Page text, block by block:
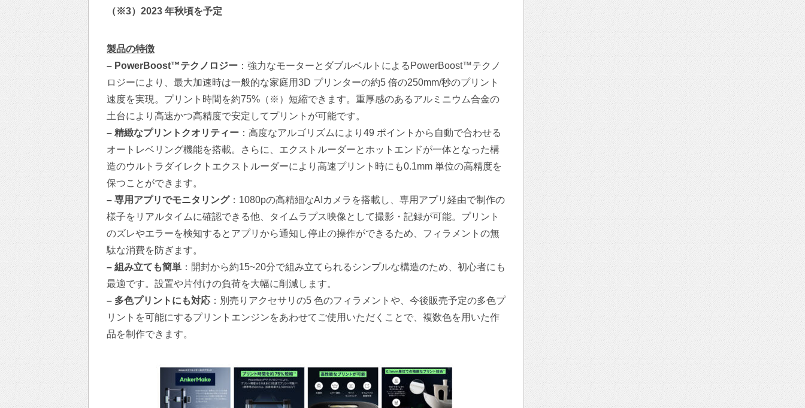
（※3）2023 年秋頃を予定
製品の特徴
– PowerBoost™テクノロジー ：強力なモーターとダブルベルトによるPowerBoost™テクノ
ロジーにより、最大加速時は一般的な家庭用3D プリンターの約5 倍の250mm/秒のプリント
速度を実現。プリント時間を約75%（※）短縮できます。重厚感のあるアルミニウム合金の
土台により高速かつ高精度で安定してプリントが可能です。
– 精緻なプリントクオリティー ：高度なアルゴリズムにより49 ポイントから自動で合わせる
オートレベリング機能を搭載。さらに、エクストルーダーとホットエンドが一体となった構
造のウルトラダイレクトエクストルーダーにより高速プリント時にも0.1mm 単位の高精度を
保つことができます。
– 専用アプリでモニタリング：1080pの高精細なAIカメラを搭載し、専用アプリ経由で制作の
様子をリアルタイムに確認できる他、タイムラプス映像として撮影・記録が可能。プリント
のズレやエラーを検知するとアプリから通知し停止の操作ができるため、フィラメントの無
駄な消費を防ぎます。
– 組み立ても簡単 ：開封から約15~20分で組み立てられるシンプルな構造のため、初心者にも
最適です。設置や片付けの負荷を大幅に削減します。
– 多色プリントにも対応 ：別売りアクセサリの5 色のフィラメントや、今後販売予定の多色プ
リントを可能にするプリントエンジンをあわせてご使用いただくことで、複数色を用いた作
品を制作できます。